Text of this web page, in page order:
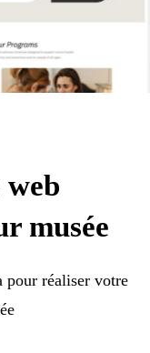
web
musée
pour réaliser votre